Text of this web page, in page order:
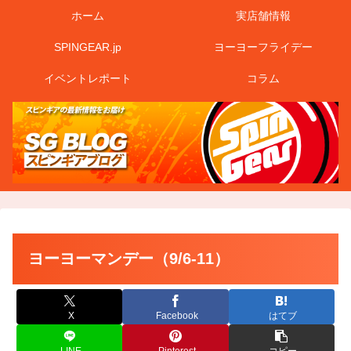
ホーム 実店舗情報
SPINGEAR.jp ヨーヨーフライデー
イベントレポート コラム
ヨーヨーマンデー（9/6-11）
X Facebook はてブ